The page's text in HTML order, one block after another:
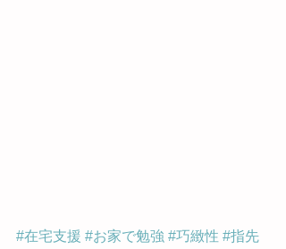
#在宅支援 #お家で勉強 #巧緻性 #指先